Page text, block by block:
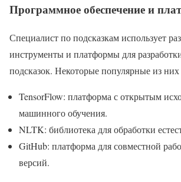
Программное обеспечение и
Специалист по подсказкам использует
инструменты и платформы для
подсказок. Некоторые популярные из
TensorFlow: платформа с открытым
машинного обучения.
NLTK: библиотека для обработки
GitHub: платформа для совместной
версий.